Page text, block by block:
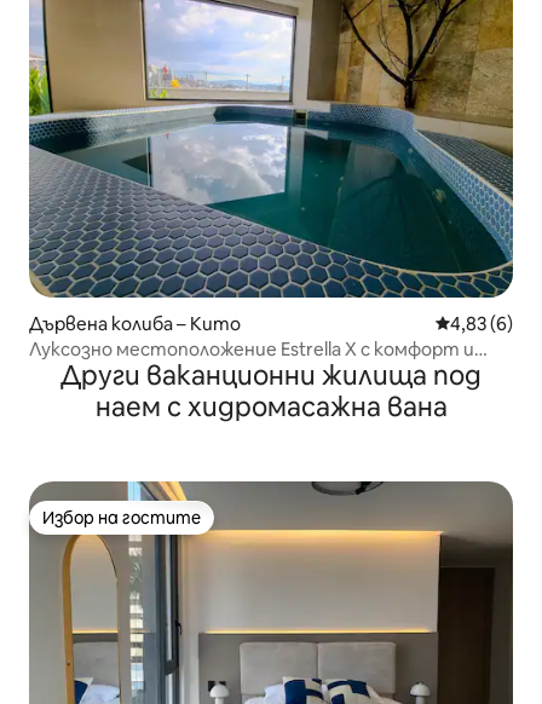
Дървена колиба – Кито Средна
4,83 (6)
Луксозно местоположение Estrella X с комфорт и
гледка
Други ваканционни жилища под
наем с хидромасажна вана
Избор на гостите
Избор на гостите